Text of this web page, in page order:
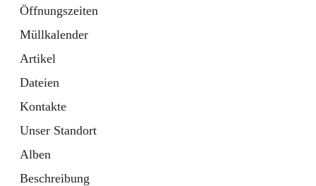
Öffnungszeiten
Müllkalender
Artikel
Dateien
Kontakte
Unser Standort
Alben
Beschreibung
10 Schnellzugriffe